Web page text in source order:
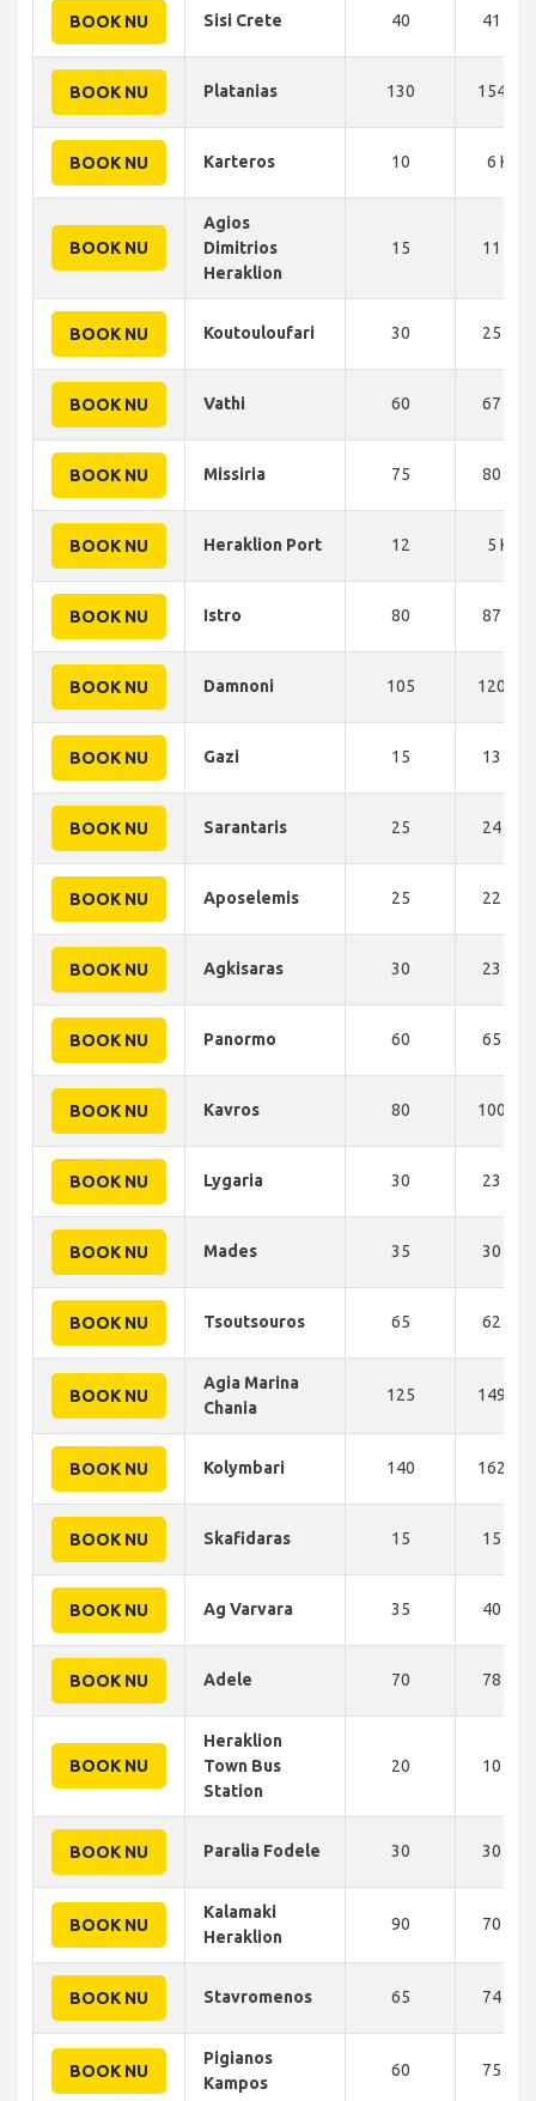
BOOK NU Sisi Crete 40 41 KM
BOOK NU Platanias 130 154 KM
BOOK NU Karteros 10 6 KM
BOOK NU
Agios
Dimitrios
Heraklion
15 11 KM
BOOK NU Koutouloufari 30 25 KM
BOOK NU Vathi 60 67 KM
BOOK NU Missiria 75 80 KM
BOOK NU Heraklion Port 12 5 KM
BOOK NU Istro 80 87 KM
BOOK NU Damnoni 105 120 KM
BOOK NU Gazi 15 13 KM
BOOK NU Sarantaris 25 24 KM
BOOK NU Aposelemis 25 22 KM
BOOK NU Agkisaras 30 23 KM
BOOK NU Panormo 60 65 KM
BOOK NU Kavros 80 100 KM
BOOK NU Lygaria 30 23 KM
BOOK NU Mades 35 30 KM
BOOK NU Tsoutsouros 65 62 KM
BOOK NU
Agia Marina
Chania
125 149 KM
BOOK NU Kolymbari 140 162 KM
BOOK NU Skafidaras 15 15 KM
BOOK NU Ag Varvara 35 40 KM
BOOK NU Adele 70 78 KM
BOOK NU
Heraklion
Town Bus
Station
20 10 KM
BOOK NU Paralia Fodele 30 30 KM
BOOK NU
Kalamaki
Heraklion
90 70 KM
BOOK NU Stavromenos 65 74 KM
BOOK NU
Pigianos
Kampos
60 75 KM